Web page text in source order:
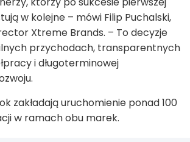
w kolejne – mówi Filip Puchalski,
Xtreme Brands. – To decyzje
przychodach, transparentnych
i długoterminowej
zakładają uruchomienie ponad 100
w ramach obu marek.